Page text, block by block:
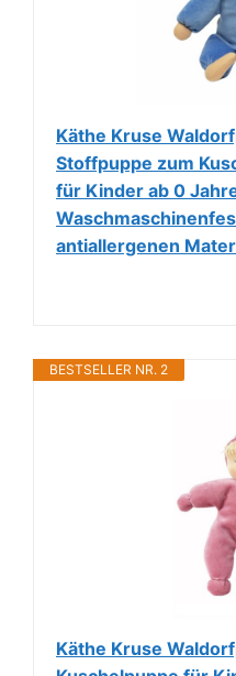
Käthe Kruse
Stoffpuppe zum
für Kinder ab 0
antiallergenen
BESTSELLER NR. 2
Käthe Kruse